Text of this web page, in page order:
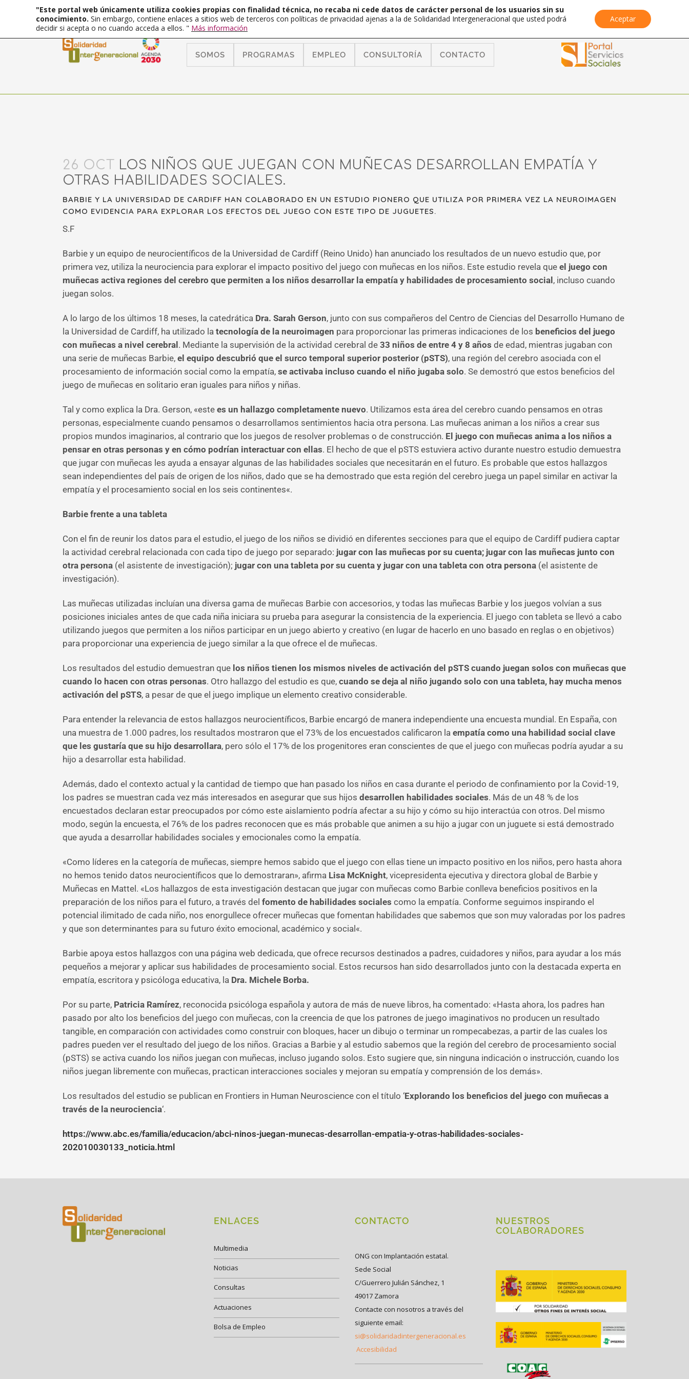
SOMOS PROGRAMAS EMPLEO CONSULTORÍA CONTACTO
26 OCT
LOS NIÑOS QUE JUEGAN CON MUÑECAS DESARROLLAN EMPATÍA Y
OTRAS HABILIDADES SOCIALES.
BARBIE Y LA UNIVERSIDAD DE CARDIFF HAN COLABORADO EN UN ESTUDIO PIONERO QUE UTILIZA POR PRIMERA VEZ LA NEUROIMAGEN
COMO EVIDENCIA PARA EXPLORAR LOS EFECTOS DEL JUEGO CON ESTE TIPO DE JUGUETES.
S.F
Barbie y un equipo de neurocientíficos de la Universidad de Cardiff (Reino Unido) han anunciado los resultados de un nuevo estudio que, por
primera vez, utiliza la neurociencia para explorar el impacto positivo del juego con muñecas en los niños. Este estudio revela que el juego con
muñecas activa regiones del cerebro que permiten a los niños desarrollar la empatía y habilidades de procesamiento social , incluso cuando
juegan solos.
A lo largo de los últimos 18 meses, la catedrática Dra. Sarah Gerson, junto con sus compañeros del Centro de Ciencias del Desarrollo Humano de
la Universidad de Cardiff, ha utilizado la tecnología de la neuroimagen para proporcionar las primeras indicaciones de los beneficios del juego
con muñecas a nivel cerebral . Mediante la supervisión de la actividad cerebral de 33 niños de entre 4 y 8 años de edad, mientras jugaban con
una serie de muñecas Barbie, el equipo descubrió que el surco temporal superior posterior (pSTS), una región del cerebro asociada con el
procesamiento de información social como la empatía, se activaba incluso cuando el niño jugaba solo. Se demostró que estos beneficios del
juego de muñecas en solitario eran iguales para niños y niñas.
Tal y como explica la Dra. Gerson, «este es un hallazgo completamente nuevo. Utilizamos esta área del cerebro cuando pensamos en otras
personas, especialmente cuando pensamos o desarrollamos sentimientos hacia otra persona. Las muñecas animan a los niños a crear sus
propios mundos imaginarios, al contrario que los juegos de resolver problemas o de construcción. El juego con muñecas anima a los niños a
pensar en otras personas y en cómo podrían interactuar con ellas. El hecho de que el pSTS estuviera activo durante nuestro estudio demuestra
que jugar con muñecas les ayuda a ensayar algunas de las habilidades sociales que necesitarán en el futuro. Es probable que estos hallazgos
sean independientes del país de origen de los niños, dado que se ha demostrado que esta región del cerebro juega un papel similar en activar la
empatía y el procesamiento social en los seis continentes«.
Barbie frente a una tableta
Con el fin de reunir los datos para el estudio, el juego de los niños se dividió en diferentes secciones para que el equipo de Cardiff pudiera captar
la actividad cerebral relacionada con cada tipo de juego por separado: jugar con las muñecas por su cuenta; jugar con las muñecas junto con
otra persona (el asistente de investigación); jugar con una tableta por su cuenta y jugar con una tableta con otra persona (el asistente de
investigación).
Las muñecas utilizadas incluían una diversa gama de muñecas Barbie con accesorios, y todas las muñecas Barbie y los juegos volvían a sus
posiciones iniciales antes de que cada niña iniciara su prueba para asegurar la consistencia de la experiencia. El juego con tableta se llevó a cabo
utilizando juegos que permiten a los niños participar en un juego abierto y creativo (en lugar de hacerlo en uno basado en reglas o en objetivos)
para proporcionar una experiencia de juego similar a la que ofrece el de muñecas.
Los resultados del estudio demuestran que los niños tienen los mismos niveles de activación del pSTS cuando juegan solos con muñecas que
cuando lo hacen con otras personas. Otro hallazgo del estudio es que, cuando se deja al niño jugando solo con una tableta, hay mucha menos
activación del pSTS, a pesar de que el juego implique un elemento creativo considerable.
Para entender la relevancia de estos hallazgos neurocientíficos, Barbie encargó de manera independiente una encuesta mundial. En España, con
una muestra de 1.000 padres, los resultados mostraron que el 73% de los encuestados calificaron la empatía como una habilidad social clave
que les gustaría que su hijo desarrollara, pero sólo el 17% de los progenitores eran conscientes de que el juego con muñecas podría ayudar a su
hijo a desarrollar esta habilidad.
Además, dado el contexto actual y la cantidad de tiempo que han pasado los niños en casa durante el periodo de confinamiento por la Covid-19,
los padres se muestran cada vez más interesados en asegurar que sus hijos desarrollen habilidades sociales. Más de un 48 % de los
encuestados declaran estar preocupados por cómo este aislamiento podría afectar a su hijo y cómo su hijo interactúa con otros. Del mismo
modo, según la encuesta, el 76% de los padres reconocen que es más probable que animen a su hijo a jugar con un juguete si está demostrado
que ayuda a desarrollar habilidades sociales y emocionales como la empatía.
«Como líderes en la categoría de muñecas, siempre hemos sabido que el juego con ellas tiene un impacto positivo en los niños, pero hasta ahora
no hemos tenido datos neurocientíficos que lo demostraran», afirma Lisa McKnight, vicepresidenta ejecutiva y directora global de Barbie y
Muñecas en Mattel. «Los hallazgos de esta investigación destacan que jugar con muñecas como Barbie conlleva beneficios positivos en la
preparación de los niños para el futuro, a través del fomento de habilidades sociales como la empatía. Conforme seguimos inspirando el
potencial ilimitado de cada niño, nos enorgullece ofrecer muñecas que fomentan habilidades que sabemos que son muy valoradas por los padres
y que son determinantes para su futuro éxito emocional, académico y social«.
Barbie apoya estos hallazgos con una página web dedicada, que ofrece recursos destinados a padres, cuidadores y niños, para ayudar a los más
pequeños a mejorar y aplicar sus habilidades de procesamiento social. Estos recursos han sido desarrollados junto con la destacada experta en
empatía, escritora y psicóloga educativa, la Dra. Michele Borba.
Por su parte, Patricia Ramírez, reconocida psicóloga española y autora de más de nueve libros, ha comentado: «Hasta ahora, los padres han
pasado por alto los beneficios del juego con muñecas, con la creencia de que los patrones de juego imaginativos no producen un resultado
tangible, en comparación con actividades como construir con bloques, hacer un dibujo o terminar un rompecabezas, a partir de las cuales los
padres pueden ver el resultado del juego de los niños. Gracias a Barbie y al estudio sabemos que la región del cerebro de procesamiento social
(pSTS) se activa cuando los niños juegan con muñecas, incluso jugando solos. Esto sugiere que, sin ninguna indicación o instrucción, cuando los
niños juegan libremente con muñecas, practican interacciones sociales y mejoran su empatía y comprensión de los demás».
Los resultados del estudio se publican en Frontiers in Human Neuroscience con el título ‘Explorando los beneficios del juego con muñecas a
través de la neurociencia‘.
https://www.abc.es/familia/educacion/abci-ninos-juegan-munecas-desarrollan-empatia-y-otras-habilidades-sociales-
202010030133_noticia.html
ENLACES
Multimedia
Noticias
Consultas
Actuaciones
Bolsa de Empleo
CONTACTO
ONG con Implantación estatal.
Sede Social
C/Guerrero Julián Sánchez, 1
49017 Zamora
Contacte con nosotros a través del
siguiente email:
si@solidaridadintergeneracional.es
Accesibilidad
NUESTROS
COLABORADORES
"Este portal web únicamente utiliza cookies propias con finalidad técnica, no recaba ni cede datos de carácter personal de los usuarios sin su
conocimiento. Sin embargo, contiene enlaces a sitios web de terceros con políticas de privacidad ajenas a la de Solidaridad Intergeneracional que usted podrá
decidir si acepta o no cuando acceda a ellos. " Más información
Aceptar